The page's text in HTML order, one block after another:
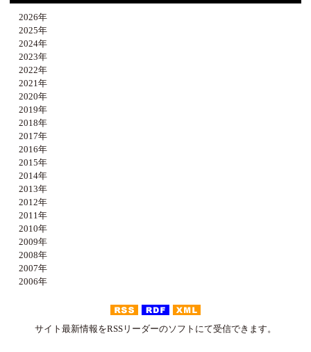
2026年
2025年
2024年
2023年
2022年
2021年
2020年
2019年
2018年
2017年
2016年
2015年
2014年
2013年
2012年
2011年
2010年
2009年
2008年
2007年
2006年
サイト最新情報をRSSリーダーのソフトにて受信できます。